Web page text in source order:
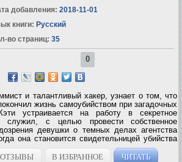
добавления: 2018-11-01
книги: Русский
во страниц: 35
0
и талантливый хакер, узнает о том, что
жизнь самоубийством при загадочных
устраивается на работу в секретное
служил, с целью провести собственное
девушки о темных делах агентства
она становится свидетельницей убийства
Ситуация еще более осложняется тем, что
ОТЗЫВЫ В ИЗБРАННОЕ ЧИТАТЬ